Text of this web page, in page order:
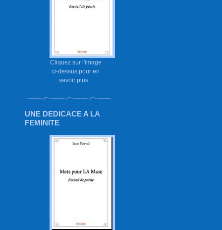
Cliquez sur l'image
ci-dessus pour en
savoir plus...
UNE DEDICACE A LA
FEMINITE